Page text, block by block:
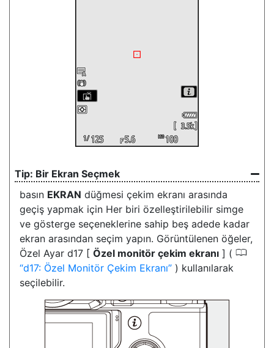
Bir Ekran Seçmek
basın EKRAN düğmesi çekim ekranı arasında
geçiş yapmak için Her biri özelleştirilebilir simge
ve gösterge seçeneklerine sahip beş adede kadar
ekran arasından seçim yapın. Görüntülenen öğeler,
Özel Ayar d17 [ Özel monitör çekim ekranı ] ( 0
d17: Özel Monitör Çekim Ekranı
) kullanılarak
seçilebilir.